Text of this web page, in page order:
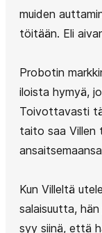
muiden
töitään. Eli
Probotin
iloista hymyä,
Toivottavasti
taito saa Villen
Kun Villeltä
salaisuutta,
syy siinä, että